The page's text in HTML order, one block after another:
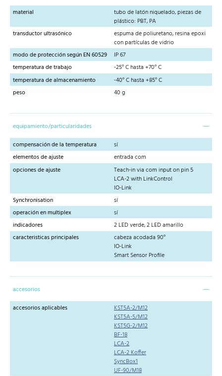
material
tubo de latón niquelado, piezas de
plástico: PBT, PA
transductor ultrasónico
espuma de poliuretano, resina epoxi
con partículas de vidrio
modo de protección según EN 60529
IP 67
temperatura de trabajo
-25° C hasta +70° C
temperatura de almacenamiento
-40° C hasta +85° C
peso
40 g
equipamiento/particularidades
compensación de la temperatura
sí
elementos de ajuste
entrada com
opciones de ajuste
Teach-in via com input on pin 5
LCA-2 with LinkControl
IO-Link
Synchronisation
sí
operación en multiplex
sí
indicadores
2 LED verde, 2 LED amarillo
caracteristicas principales
cabeza acodada 90°
IO-Link
Smart Sensor Profile
accesorios
accesorios aplicables
KST5A-2/M12
KST5A-5/M12
KST5G-2/M12
BF-18
LCA-2
LCA-2 Koffer
SyncBox1
UF-90/M18